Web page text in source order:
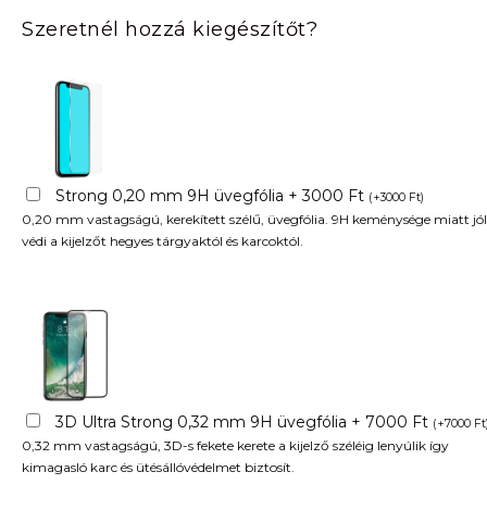
was:
5990 Ft.
is:
4490 Ft.
Szeretnél hozzá kiegészítőt?
Strong 0,20 mm 9H üvegfólia + 3000 Ft (+3000 Ft)
0,20 mm vastagságú, kerekített szélű, üvegfólia. 9H keménysége miatt jól
védi a kijelzőt hegyes tárgyaktól és karcoktól.
3D Ultra Strong 0,32 mm 9H üvegfólia + 7000 Ft (+7000 Ft
0,32 mm vastagságú, 3D-s fekete kerete a kijelző széléig lenyúlik így
kimagasló karc és ütésállóvédelmet biztosít.